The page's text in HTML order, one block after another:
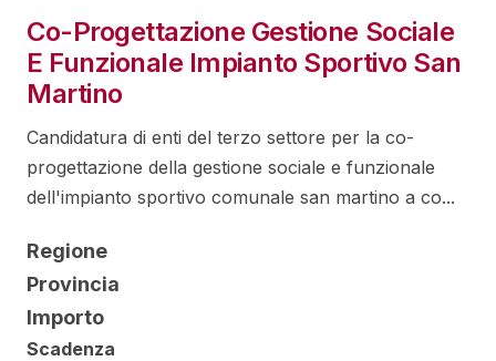
Co-Progettazione Gestione Sociale
E Funzionale Impianto Sportivo San
Martino
Candidatura di enti del terzo settore per la co-
progettazione della gestione sociale e funzionale
dell'impianto sportivo comunale san martino a co...
Regione
Provincia
Importo
Scadenza